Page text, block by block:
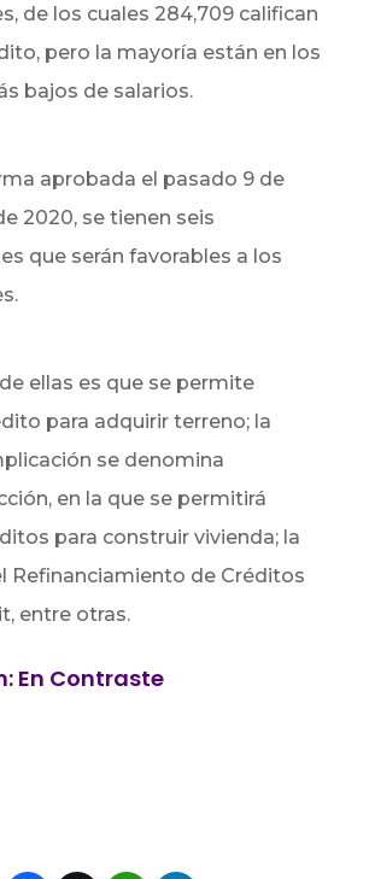
de los cuales 284,709 califican
pero la mayoría están en los
bajos de salarios.
aprobada el pasado 9 de
2020, se tienen seis
que serán favorables a los
ellas es que se permite
para adquirir terreno; la
se denomina
en la que se permitirá
para construir vivienda; la
Refinanciamiento de Créditos
entre otras.
En Contraste